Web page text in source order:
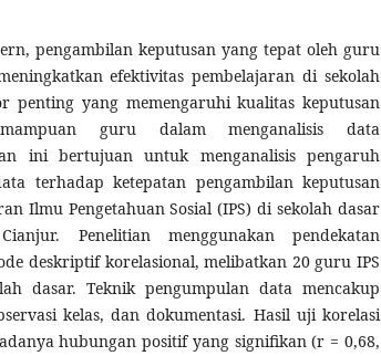
pengambilan keputusan yang tepat oleh guru
efektivitas pembelajaran di sekolah
penting yang memengaruhi kualitas keputusan
guru dalam menganalisis data
ini bertujuan untuk menganalisis pengaruh
terhadap ketepatan pengambilan keputusan
Ilmu Pengetahuan Sosial (IPS) di sekolah dasar
Penelitian menggunakan pendekatan
deskriptif korelasional, melibatkan 20 guru IPS
dasar. Teknik pengumpulan data mencakup
kelas, dan dokumentasi. Hasil uji korelasi
hubungan positif yang signifikan (r = 0,68,